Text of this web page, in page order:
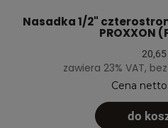
Nasadka 1/2"
PROXXON
20,65
zawiera 23% VAT,
Cena netto:
do